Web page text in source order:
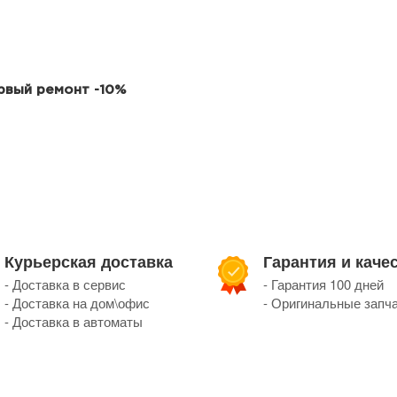
ремонт -10%
Курьерская доставка
- Доставка в сервис
- Доставка на дом\офис
- Доставка в автоматы
Гарантия и
- Гарантия 100 дней
- Оригинальные